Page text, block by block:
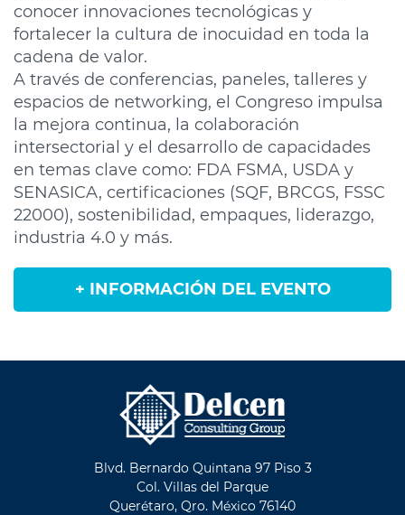
conocer innovaciones tecnológicas y
fortalecer la cultura de inocuidad en toda la
cadena de valor.
A través de conferencias, paneles, talleres y
espacios de networking, el Congreso impulsa
la mejora continua, la colaboración
intersectorial y el desarrollo de capacidades
en temas clave como: FDA FSMA, USDA y
SENASICA, certificaciones (SQF, BRCGS, FSSC
22000), sostenibilidad, empaques, liderazgo,
industria 4.0 y más.
+ INFORMACIÓN DEL EVENTO
Blvd. Bernardo Quintana 97 Piso 3
Col. Villas del Parque
Querétaro, Qro. México 76140